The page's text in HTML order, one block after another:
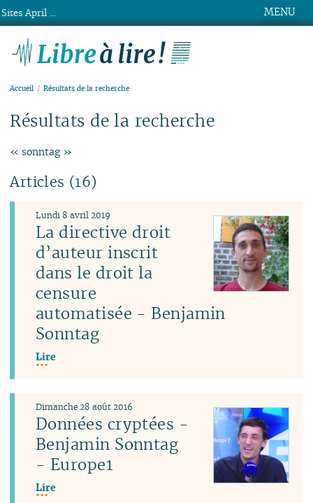
MENU
Accueil Résultats de la recherche
Résultats de la recherche
« sonntag »
Articles (16)
La directive droit
d’auteur inscrit
dans le droit la
censure
automatisée - Benjamin
Sonntag
Lundi 8 avril 2019
Lire
Données cryptées -
Benjamin Sonntag
- Europe1
Dimanche 28 août 2016
Lire
Sites April ...